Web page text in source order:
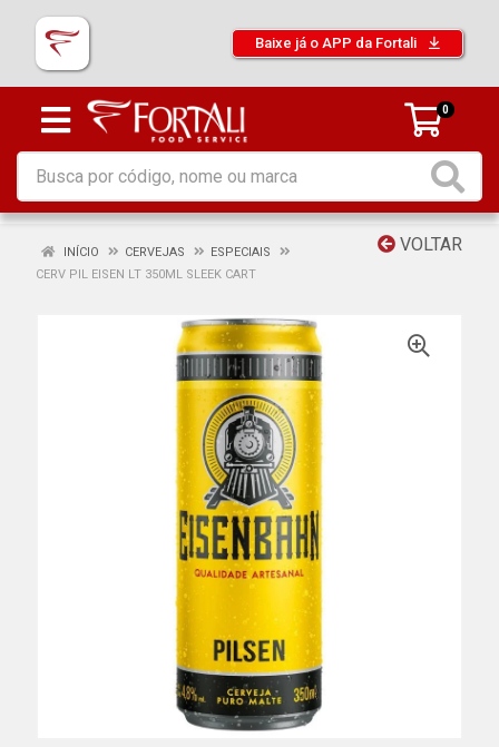
Baixe já o APP da Fortali
0
VOLTAR
INÍCIO CERVEJAS
ESPECIAIS
CERV PIL EISEN LT 350ML SLEEK CART